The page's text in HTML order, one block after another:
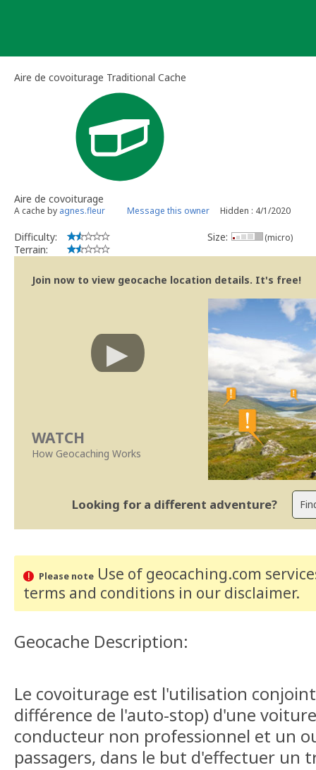
Aire de covoiturage Traditional Cache
Aire de covoiturage
A cache by agnes.fleur Message this owner Hidden : 4/1/2020
Difficulty:
Terrain:
Size: (micro)
Join now to view geocache location details. It's free!
WATCH
How Geocaching Works
Looking for a different adventure?
Please noteUse of geocaching.com
terms and conditions in our disclaimer.
Geocache Description:
Le covoiturage est l'utilisation
différence de l'auto-stop) d'une
conducteur non professionnel et un
passagers, dans le but d'effectuer un